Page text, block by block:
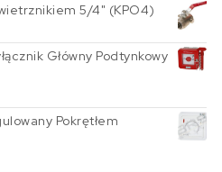
5/4" (KPO4)
Główny Podtynkowy
Pokrętłem